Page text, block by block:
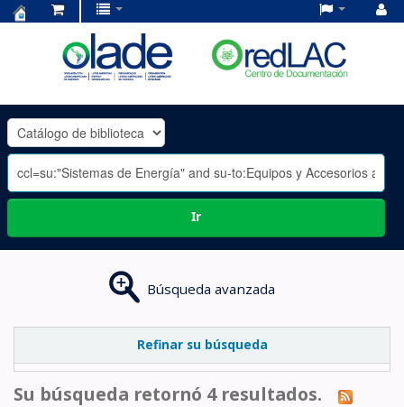
OLADE
-
Ir
Búsqueda avanzada
Refinar su búsqueda
Su búsqueda retornó 4 resultados.